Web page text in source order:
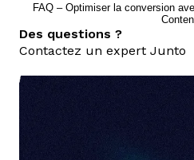
FAQ – Optimiser la conversion
Des questions ?
Contactez un expert Junto